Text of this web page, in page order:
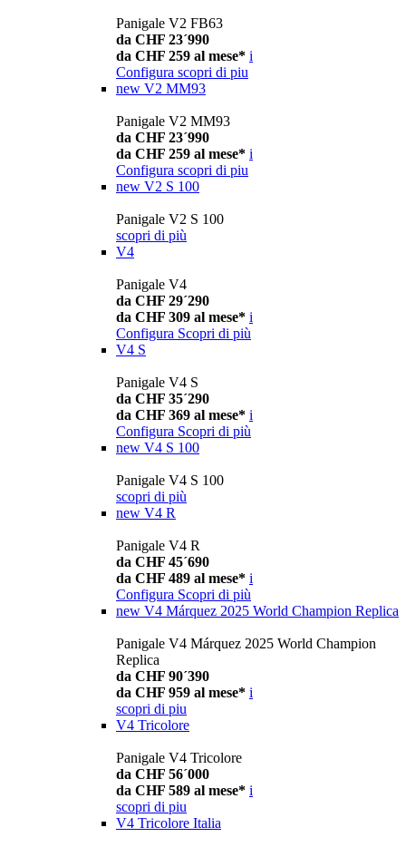
Panigale V2 FB63
da CHF 23´990
da CHF 259 al mese* i
Configura scopri di piu
new V2 MM93
Panigale V2 MM93
da CHF 23´990
da CHF 259 al mese* i
Configura scopri di piu
new V2 S 100
Panigale V2 S 100
scopri di più
V4
Panigale V4
da CHF 29´290
da CHF 309 al mese* i
Configura Scopri di più
V4 S
Panigale V4 S
da CHF 35´290
da CHF 369 al mese* i
Configura Scopri di più
new V4 S 100
Panigale V4 S 100
scopri di più
new V4 R
Panigale V4 R
da CHF 45´690
da CHF 489 al mese* i
Configura Scopri di più
new V4 Márquez 2025 World Champion Replica
Panigale V4 Márquez 2025 World Champion
Replica
da CHF 90´390
da CHF 959 al mese* i
scopri di piu
V4 Tricolore
Panigale V4 Tricolore
da CHF 56´000
da CHF 589 al mese* i
scopri di piu
V4 Tricolore Italia